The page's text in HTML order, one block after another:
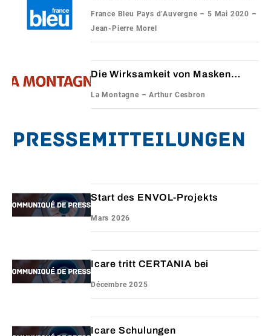
France Bleu Pays d’Auvergne – 5 Mai 2020 –
Jean-Pierre Morel
Die Wirksamkeit von Masken
La Montagne – Arthur Cesbron
Pressemitteilungen
Start des ENVOL-Projekts
Mars 2026
Icare tritt CERTANIA bei
Décembre 2025
Icare Schulungen